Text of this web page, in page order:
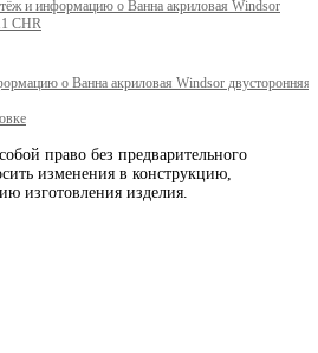
право без предварительного
изменения в конструкцию,
изготовления изделия.